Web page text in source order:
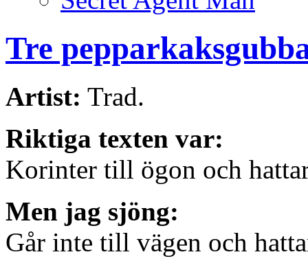
Tre
Artist: Trad.
Riktiga texten var:
Korinter till ögon och
Men jag sjöng:
Går inte till vägen och